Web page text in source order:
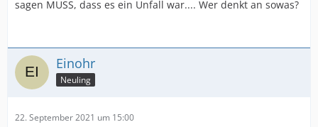
sagen MUSS, dass es ein Unfall war.... Wer denkt an sowas?
Einohr
Neuling
22. September 2021 um 15:00